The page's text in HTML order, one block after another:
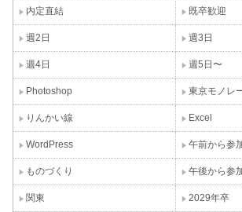
内定直結 既卒歓迎
週2日 週3日
週4日 週5日〜
Photoshop 東京モノレ
りんかい線 Excel
WordPress 午前から参
ものづくり 午後から参
関東 2029年卒